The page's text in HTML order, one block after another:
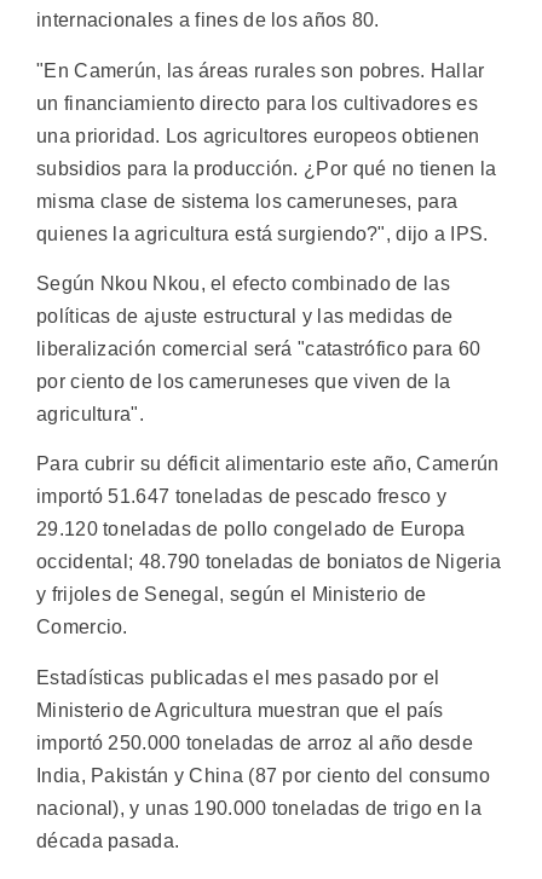
internacionales a fines de los años 80.
"En Camerún, las áreas rurales son pobres. Hallar
un financiamiento directo para los cultivadores es
una prioridad. Los agricultores europeos obtienen
subsidios para la producción. ¿Por qué no tienen la
misma clase de sistema los cameruneses, para
quienes la agricultura está surgiendo?", dijo a IPS.
Según Nkou Nkou, el efecto combinado de las
políticas de ajuste estructural y las medidas de
liberalización comercial será "catastrófico para 60
por ciento de los cameruneses que viven de la
agricultura".
Para cubrir su déficit alimentario este año, Camerún
importó 51.647 toneladas de pescado fresco y
29.120 toneladas de pollo congelado de Europa
occidental; 48.790 toneladas de boniatos de Nigeria
y frijoles de Senegal, según el Ministerio de
Comercio.
Estadísticas publicadas el mes pasado por el
Ministerio de Agricultura muestran que el país
importó 250.000 toneladas de arroz al año desde
India, Pakistán y China (87 por ciento del consumo
nacional), y unas 190.000 toneladas de trigo en la
década pasada.